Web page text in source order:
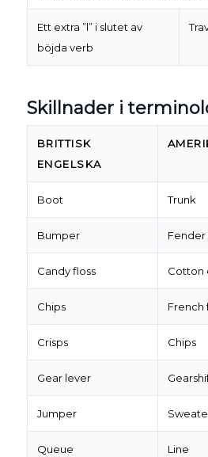
Ett extra ”l” i slutet av
böjda verb
Skillnader i
BRITTISK
ENGELSKA
Boot Trunk
Bumper Fender
Candy floss Cotton
Chips French
Crisps Chips
Gear lever
Jumper
Queue Line